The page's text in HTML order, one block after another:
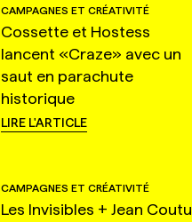
CAMPAGNES ET CRÉATIVITÉ
Cossette et Hostess
lancent «Craze» avec un
saut en parachute
historique
LIRE L'ARTICLE
CAMPAGNES ET CRÉATIVITÉ
Les Invisibles + Jean Coutu